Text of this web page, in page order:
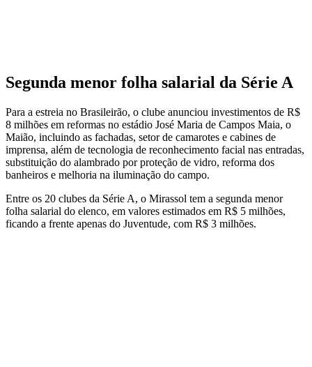
Segunda menor folha salarial da Série A
Para a estreia no Brasileirão, o clube anunciou investimentos de R$
8 milhões em reformas no estádio José Maria de Campos Maia, o
Maião, incluindo as fachadas, setor de camarotes e cabines de
imprensa, além de tecnologia de reconhecimento facial nas entradas,
substituição do alambrado por proteção de vidro, reforma dos
banheiros e melhoria na iluminação do campo.
Entre os 20 clubes da Série A, o Mirassol tem a segunda menor
folha salarial do elenco, em valores estimados em R$ 5 milhões,
ficando a frente apenas do Juventude, com R$ 3 milhões.